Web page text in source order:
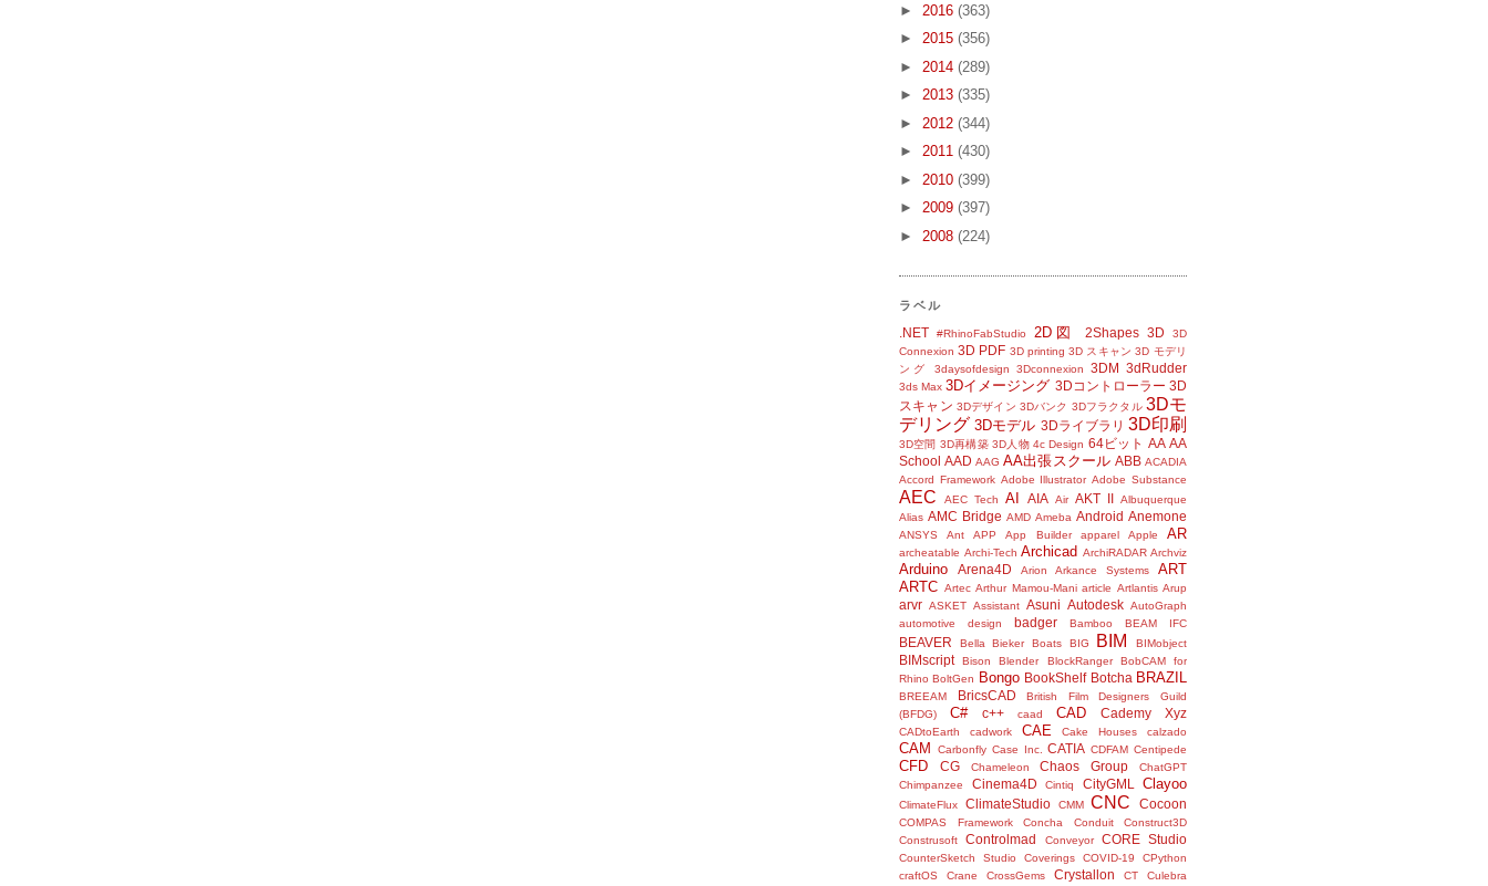
► 2016 (363)
► 2015 (356)
► 2014 (289)
► 2013 (335)
► 2012 (344)
► 2011 (430)
► 2010 (399)
► 2009 (397)
► 2008 (224)
ラベル
.NET #RhinoFabStudio 2D図 2Shapes 3D
3D
Connexion 3D PDF 3D printing 3D スキャン 3D モデリ
ング
3daysofdesign 3Dconnexion 3DM 3dRudder
3ds Max 3Dイメージング 3Dコントローラー 3D
スキャン 3Dデザイン 3Dバンク 3Dフラクタル 3Dモ
デリング 3Dモデル 3Dライブラリ 3D印刷
3D空間 3D再構築 3D人物 4c Design 64ビット AA AA
School AAD AAG AA出張スクール ABB ACADIA
Accord Framework Adobe Illustrator Adobe Substance
AEC AEC Tech AI AIA Air AKT II Albuquerque
Alias AMC Bridge AMD Ameba Android Anemone
ANSYS Ant APP App Builder apparel Apple AR
archeatable Archi-Tech Archicad ArchiRADAR Archviz
Arduino Arena4D Arion Arkance Systems
ART
ARTC Artec Arthur Mamou-Mani article Artlantis Arup
arvr ASKET Assistant Asuni Autodesk AutoGraph
automotive design
badger Bamboo BEAM IFC
BEAVER Bella Bieker Boats BIG BIM BIMobject
BIMscript Bison Blender BlockRanger
BobCAM for
Rhino BoltGen Bongo BookShelf Botcha BRAZIL
BREEAM BricsCAD
British Film Designers Guild
(BFDG)
C# c++ caad CAD Cademy Xyz
CADtoEarth cadwork CAE Cake Houses calzado
CAM Carbonfly Case Inc. CATIA CDFAM Centipede
CFD CG Chameleon Chaos Group
ChatGPT
Chimpanzee
Cinema4D Cintiq CityGML Clayoo
ClimateFlux ClimateStudio CMM CNC Cocoon
COMPAS Framework Concha Conduit
Construct3D
Construsoft
Controlmad Conveyor CORE Studio
CounterSketch Studio Coverings COVID-19
CPython
craftOS
Crane CrossGems Crystallon CT Culebra